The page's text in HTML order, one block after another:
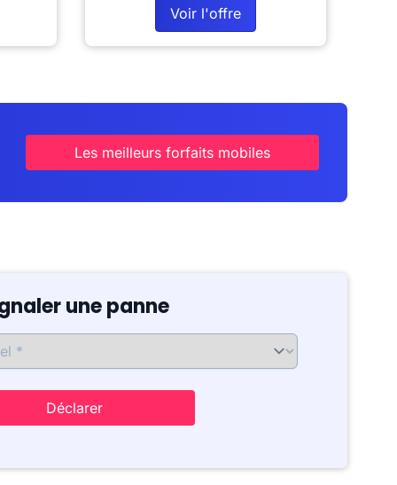
Voir l'offre
Les meilleurs forfaits mobiles
une panne
Déclarer